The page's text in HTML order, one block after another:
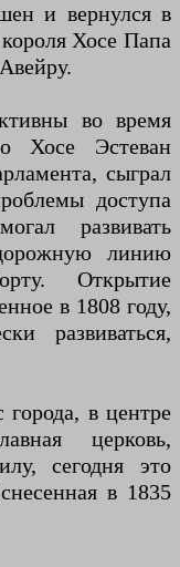
и вернулся в
Хосе Папа
во время
Хосе Эстеван
сыграл
доступа
развивать
линию
Открытие
в 1808 году,
развиваться,
в центре
церковь,
сегодня это
в 1835